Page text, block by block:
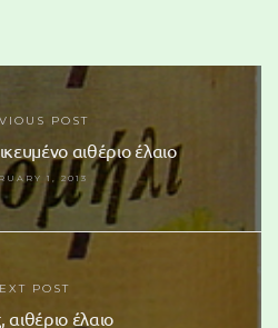
POST
αιθέριο έλαιο
1, 2013
POST
αιθέριο έλαιο